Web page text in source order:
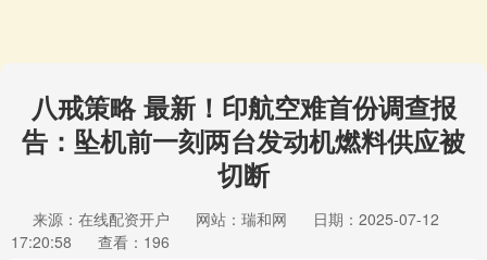
八戒策略 最新！印航空难首份调查报
告：坠机前一刻两台发动机燃料供应被
切断
来源：在线配资开户 网站：瑞和网
日期：2025-07-12
17:20:58
查看：196